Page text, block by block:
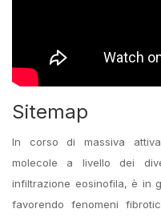
Sitemap
In corso di massiva
molecole a livello dei
infiltrazione eosinofila, è in
favorendo fenomeni